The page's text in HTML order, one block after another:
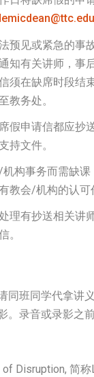
预见或紧急的事
知有关讲师，事
须在缺席时段结
教务处。
假申请信都应抄
持文件。
构事务而需缺课
教会/机构的认可
理有抄送相关讲
。
同班同学代拿讲
。录音或录影之
Disruption, 简称